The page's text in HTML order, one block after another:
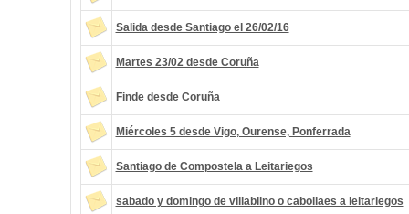
Salida desde Santiago el 26/02/16
Martes 23/02 desde Coruña
Finde desde Coruña
Miércoles 5 desde Vigo, Ourense, Ponferrada
Santiago de Compostela a Leitariegos
sabado y domingo de villablino o cabollaes a leitariegos